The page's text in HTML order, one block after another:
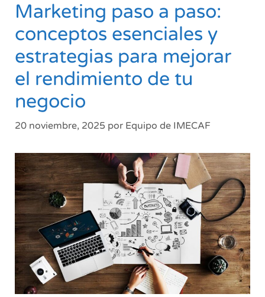
Marketing paso a paso:
conceptos esenciales y
estrategias para mejorar
el rendimiento de tu
negocio
20 noviembre, 2025 por Equipo de IMECAF